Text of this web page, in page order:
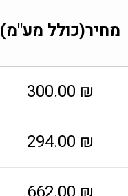
מחיר(כולל מע"מ)
300.00 ₪
294.00 ₪